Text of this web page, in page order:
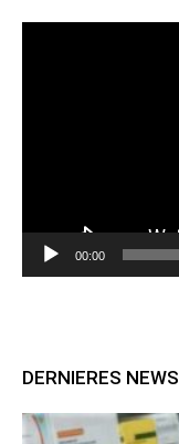
00:00
DERNIERES NEWS